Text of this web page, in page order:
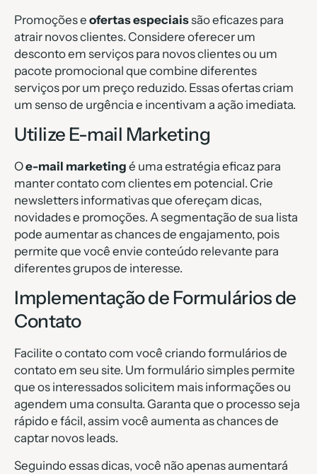
Promoções e ofertas especiaissão eficazes para
atrair novos clientes. Considere oferecer um
desconto em serviços para novos clientes ou um
pacote promocional que combine diferentes
serviços por um preço reduzido. Essas ofertas criam
um senso de urgência e incentivam a ação imediata.
Utilize E-mail Marketing
Oe-mail marketing é uma estratégia eficaz para
manter contato com clientes em potencial. Crie
newsletters informativas que ofereçam dicas,
novidades e promoções. A segmentação de sua lista
pode aumentar as chances de engajamento, pois
permite que você envie conteúdo relevante para
diferentes grupos de interesse.
Implementação de Formulários de
Contato
Facilite o contato com você criando formulários de
contato em seu site. Um formulário simples permite
que os interessados solicitem mais informações ou
agendem uma consulta. Garanta que o processo seja
rápido e fácil, assim você aumenta as chances de
captar novos leads.
Seguindo essas dicas, você não apenas aumentará